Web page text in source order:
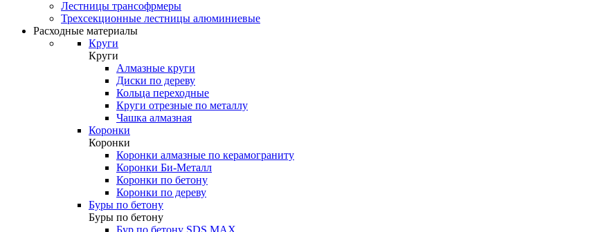
Лестницы трансофрмеры
Трехсекционные лестницы алюминиевые
Расходные материалы
Круги
Круги
Алмазные круги
Диски по дереву
Кольца переходные
Круги отрезные по металлу
Чашка алмазная
Коронки
Коронки
Коронки алмазные по керамограниту
Коронки Би-Металл
Коронки по бетону
Коронки по дереву
Буры по бетону
Буры по бетону
Бур по бетону SDS MAX